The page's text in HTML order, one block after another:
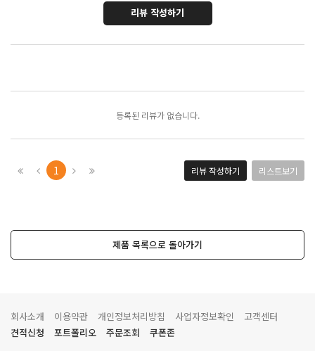
리뷰 작성하기
등록된 리뷰가 없습니다.
1 리뷰 작성하기 리스트보기
제품 목록으로 돌아가기
회사소개 이용약관 개인정보처리방침 사업자정보확인
고객센터
견적신청
포트폴리오 주문조회 쿠폰존